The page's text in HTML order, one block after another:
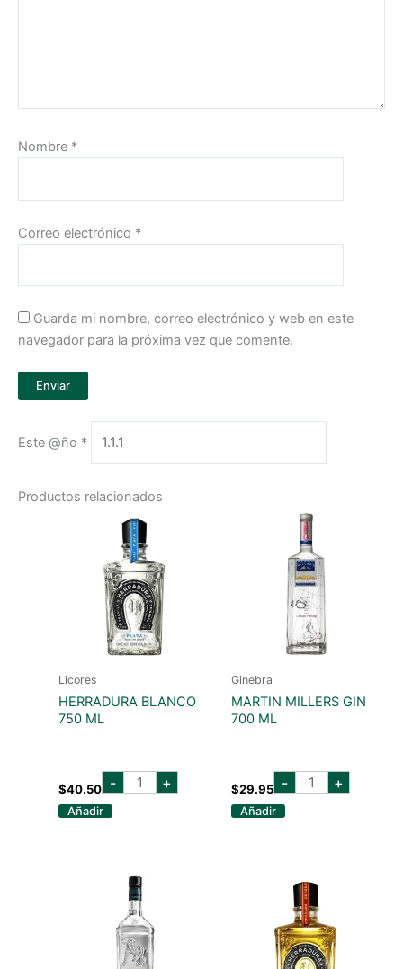
Nombre *
Correo electrónico *
Guarda mi nombre, correo electrónico y web en este
navegador para la próxima vez que comente.
Este @ño *
Productos relacionados
Licores
HERRADURA BLANCO
750 ML
$40.50 - herradura
blanco+
Añadir
Ginebra
MARTIN MILLERS GIN
700 ML
$29.95 - martin
millers+
Añadir